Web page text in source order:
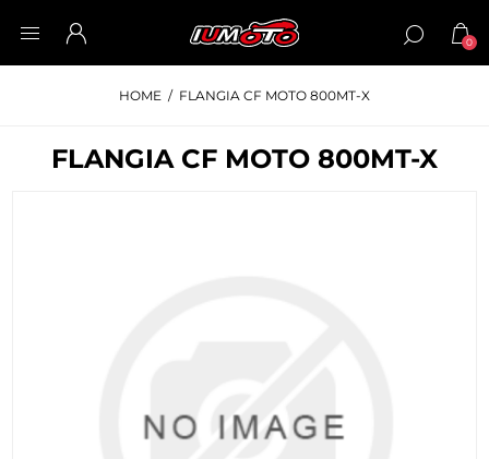
0
HOME / FLANGIA CF MOTO 800MT-X
FLANGIA CF MOTO 800MT-X